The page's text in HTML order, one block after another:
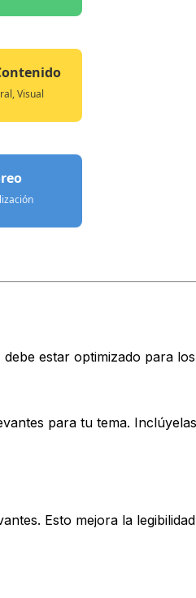
Visual
estar optimizado para
para tu tema.
Esto mejora la legibilidad